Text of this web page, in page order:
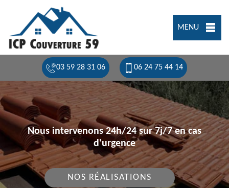
MENU
03 59 28 31 06 06 24 75 44 14
Nous intervenons 24h/24 sur 7j/7 en cas
d'urgence
NOS RÉALISATIONS